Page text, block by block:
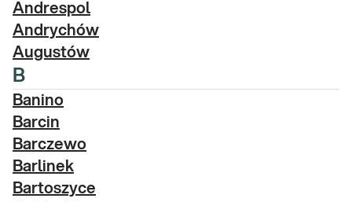
Andrespol
Andrychów
Augustów
B
Banino
Barcin
Barczewo
Barlinek
Bartoszyce